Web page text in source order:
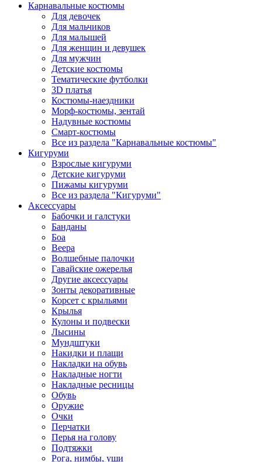
Карнавальные костюмы
Для девочек
Для мальчиков
Для малышей
Для женщин и девушек
Для мужчин
Детские костюмы
Тематические футболки
3D платья
Костюмы-наездники
Морф-костюмы, зентай
Надувные костюмы
Смарт-костюмы
Все из раздела "Карнавальные костюмы"
Кигуруми
Взрослые кигуруми
Детские кигуруми
Пижамы кигуруми
Все из раздела "Кигуруми"
Аксессуары
Бабочки и галстуки
Банданы
Боа
Веера
Волшебные палочки
Гавайские ожерелья
Другие аксессуары
Зонты декоративные
Корсет с крыльями
Крылья
Кулоны и подвески
Лысины
Мундштуки
Накидки и плащи
Накладки на обувь
Накладные ногти
Накладные ресницы
Обувь
Оружие
Очки
Перчатки
Перья на голову
Подтяжки
Рога, нимбы, уши